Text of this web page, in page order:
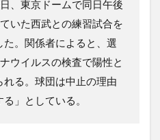
、東京ドームで同日午後
いた西武との練習試合を
。関係者によると、選
ウイルスの検査で陽性と
れる。球団は中止の理由
」としている。